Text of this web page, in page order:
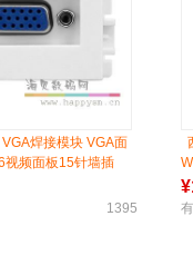
焊接模块 VGA面
视频面板15针墙插
1395
¥